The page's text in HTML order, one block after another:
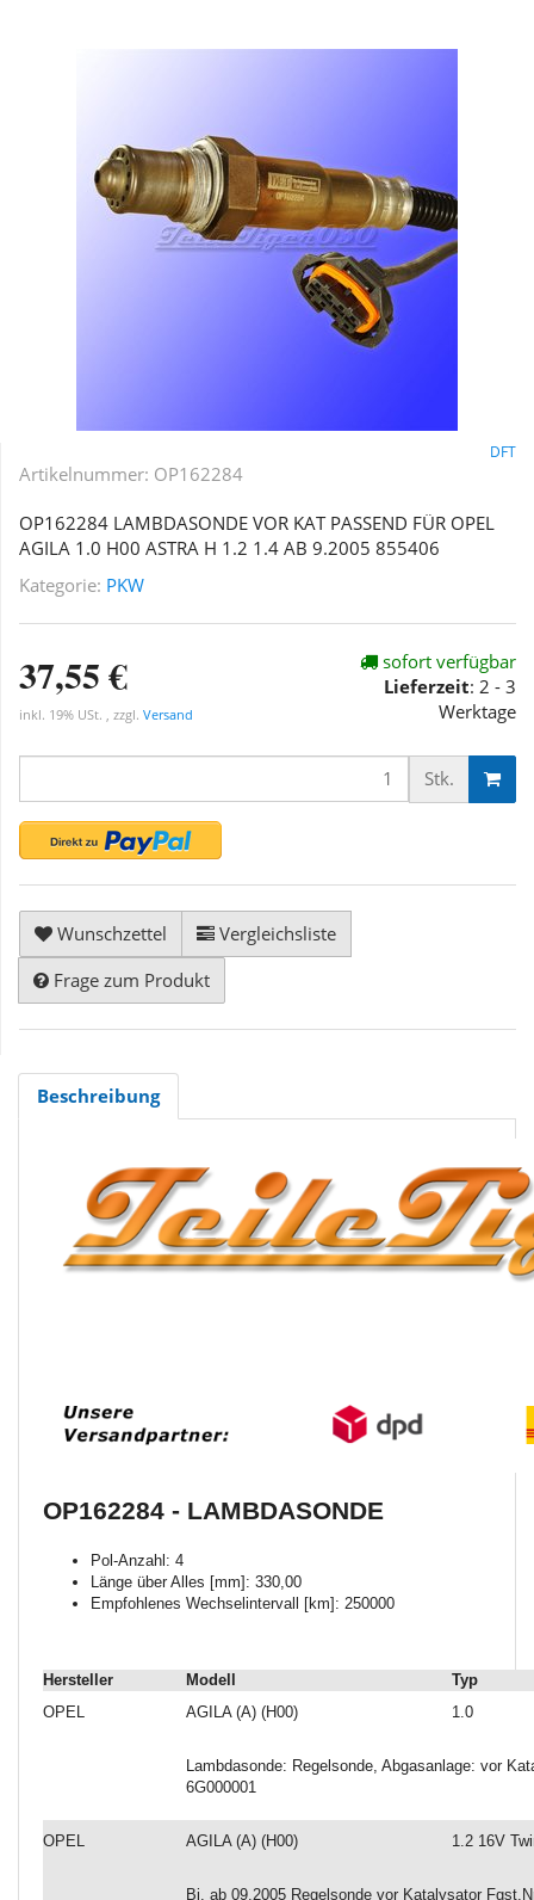
DFT
Artikelnummer: OP162284
OP162284 LAMBDASONDE VOR KAT PASSEND FÜR OPEL
AGILA 1.0 H00 ASTRA H 1.2 1.4 AB 9.2005 855406
Kategorie: PKW
37,55 €
inkl. 19% USt. , zzgl. Versand
sofort verfügbar
Lieferzeit: 2 - 3
Werktage
Stk.
Wunschzettel
Vergleichsliste
Frage zum Produkt
Beschreibung
OP162284 - LAMBDASONDE
Pol-Anzahl: 4
Länge über Alles [mm]: 330,00
Empfohlenes Wechselintervall [km]: 250000
Hersteller Modell
Typ
OPEL
AGILA (A) (H00) 1.0
Lambdasonde: Regelsonde, Abgasanlage: vor
6G000001
OPEL AGILA (A) (H00) 1.2 16V
Bj. ab 09.2005 Regelsonde vor Katalysator